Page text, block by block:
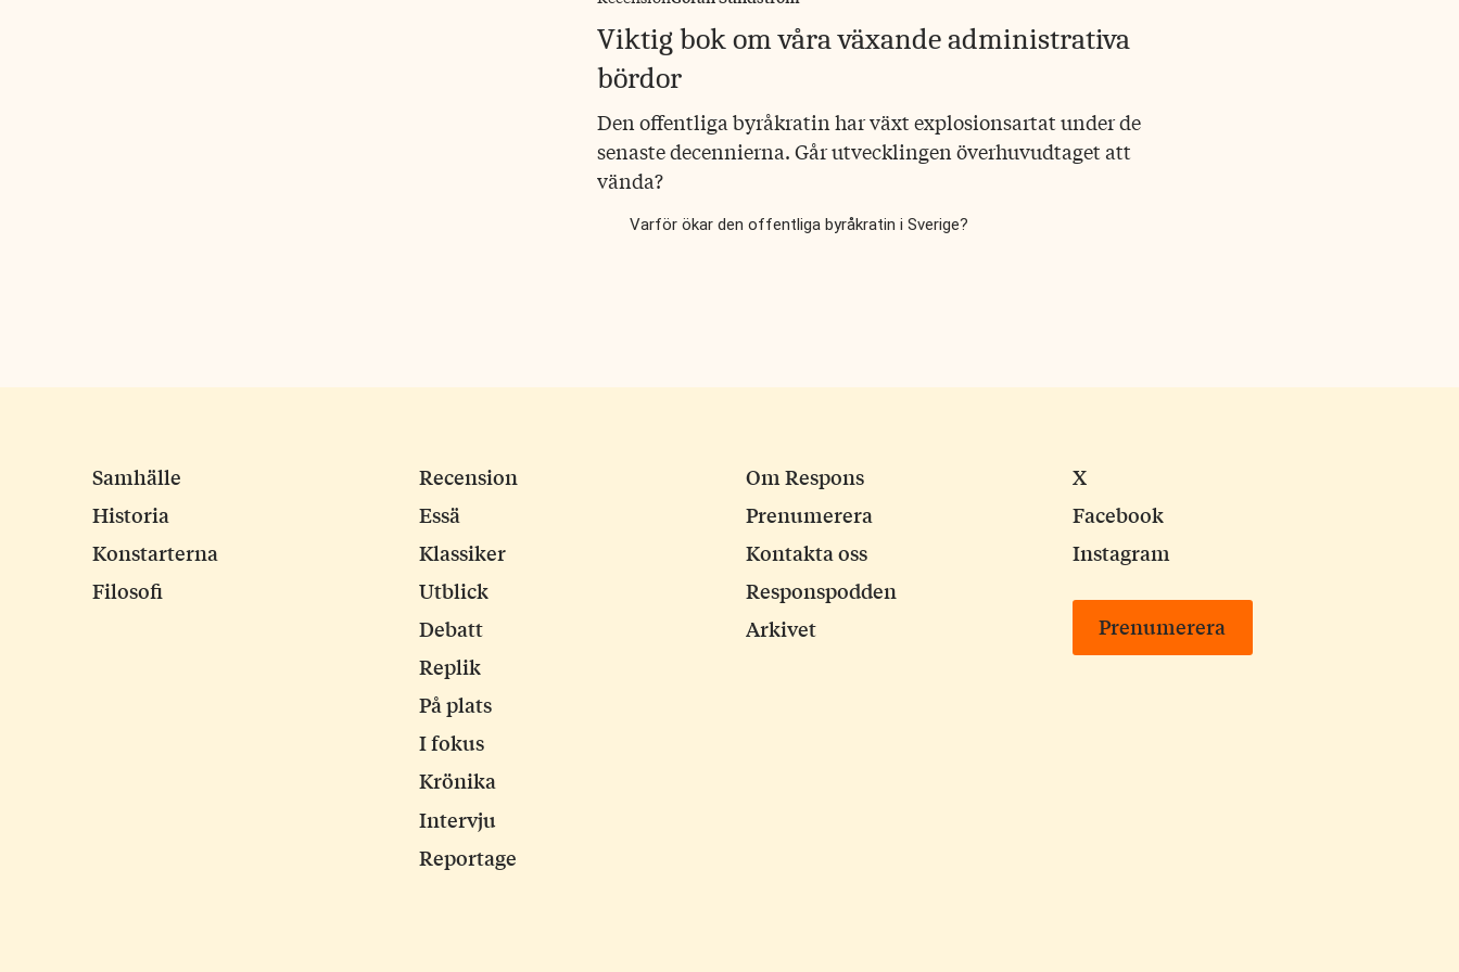
Viktig bok om våra växande administrativa
bördor
Den offentliga byråkratin har växt explosionsartat under de
senaste decennierna. Går utvecklingen överhuvudtaget att
vända?
Varför ökar den offentliga byråkratin i Sverige?
Samhälle
Historia
Konstarterna
Filosofi
Recension
Essä
Klassiker
Utblick
Debatt
Replik
På plats
I fokus
Krönika
Intervju
Reportage
Om Respons
Prenumerera
Kontakta oss
Responspodden
Arkivet
X
Facebook
Instagram
Prenumerera